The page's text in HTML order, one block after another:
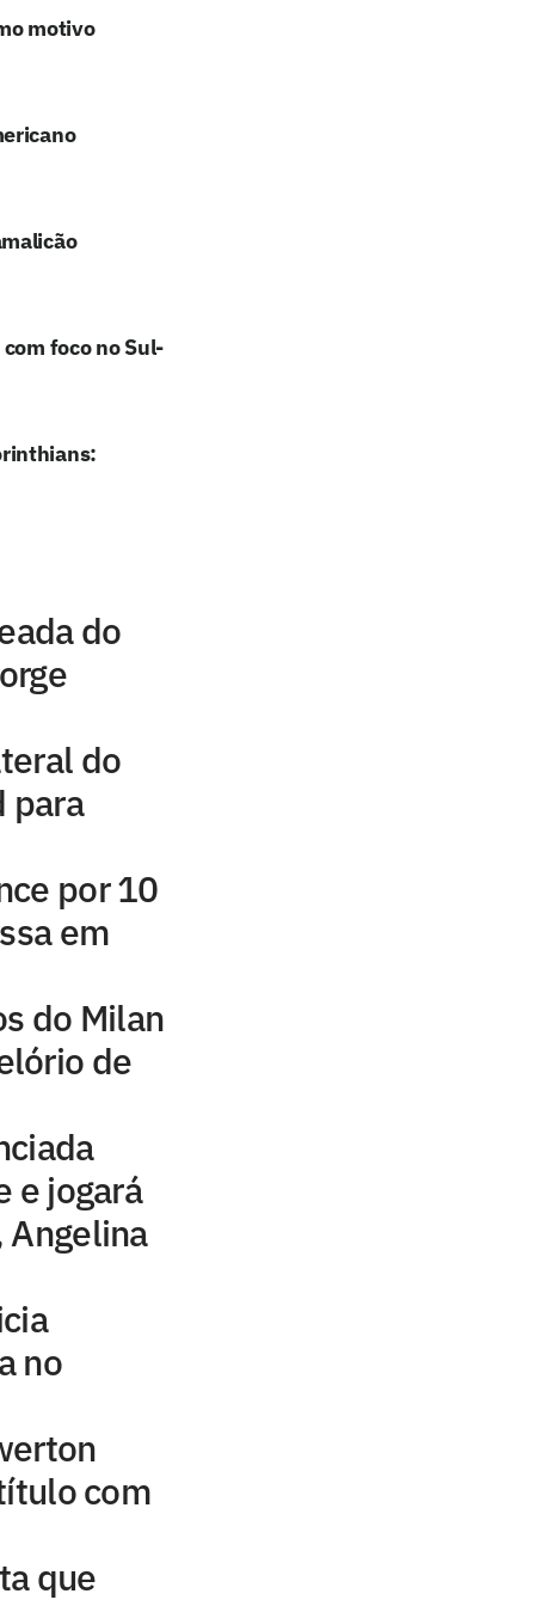
motivo
foco no Sul-
do
do
para
por 10
em
do Milan
de
e jogará
Angelina
no
com
que